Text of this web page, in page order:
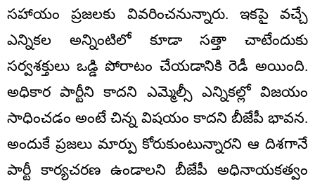
సహాయం ప్రజలకు వివరించనున్నారు. ఇకపై వచ్చే
ఎన్నికల అన్నింటిలో కూడా సత్తా చాటేందుకు
సర్వశక్తులు ఒడ్డి పోరాటం చేయడానికి రెడీ అయింది.
అధికార పార్టీని కాదని ఎమ్మెల్సీ ఎన్నికల్లో విజయం
సాధించడం అంటే చిన్న విషయం కాదని బీజేపీ భావన.
అందుకే ప్రజలు మార్పు కోరుకుంటున్నారని ఆ దిశగానే
పార్టీ కార్యచరణ ఉండాలని బీజేపీ అధినాయకత్వం